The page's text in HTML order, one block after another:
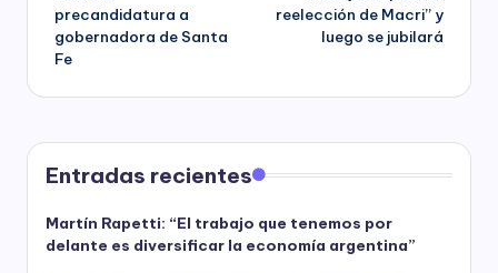
precandidatura a
gobernadora de Santa
Fe
reelección de Macri” y
luego se jubilará
Entradas recientes
Martín Rapetti: “El trabajo que tenemos por
delante es diversificar la economía argentina”